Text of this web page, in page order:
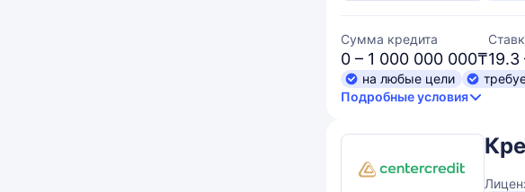
Сумма кредита
0 – 1 000 000 000₸19.3
на любые цели
Подробные условия